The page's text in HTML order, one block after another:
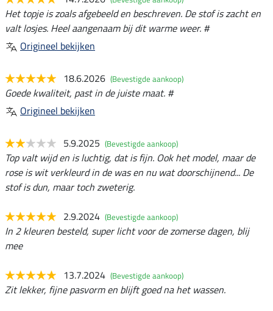
Het topje is zoals afgebeeld en beschreven. De stof is zacht en
valt losjes. Heel aangenaam bij dit warme weer. #
Origineel bekijken
18.6.2026 (Bevestigde aankoop)
Goede kwaliteit, past in de juiste maat. #
Origineel bekijken
5.9.2025 (Bevestigde aankoop)
Top valt wijd en is luchtig, dat is fijn. Ook het model, maar de
rose is wit verkleurd in de was en nu wat doorschijnend... De
stof is dun, maar toch zweterig.
2.9.2024 (Bevestigde aankoop)
In 2 kleuren besteld, super licht voor de zomerse dagen, blij
mee
13.7.2024 (Bevestigde aankoop)
Zit lekker, fijne pasvorm en blijft goed na het wassen.